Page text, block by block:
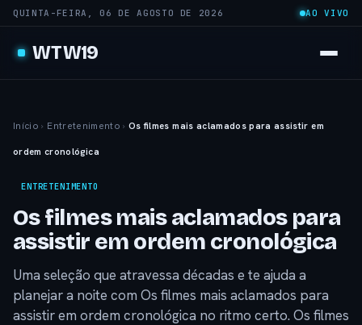
QUINTA-FEIRA, 06 DE AGOSTO DE 2026 AO VIVO
WTW19
Início › Entretenimento › Os filmes mais aclamados para assistir em
ordem cronológica
ENTRETENIMENTO
Os filmes mais aclamados para
assistir em ordem cronológica
Uma seleção que atravessa décadas e te ajuda a
planejar a noite com Os filmes mais aclamados para
assistir em ordem cronológica no ritmo certo. Os filmes